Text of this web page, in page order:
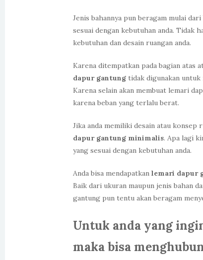
Jenis bahannya pun beragam mulai
sesuai dengan kebutuhan anda. Tidak
kebutuhan dan desain ruangan anda.
Karena ditempatkan pada bagian atas
dapur gantung tidak digunakan untuk
Karena selain akan membuat lemari
karena beban yang terlalu berat.
Jika anda memiliki desain atau konsep
dapur gantung minimalis. Apa lagi
yang sesuai dengan kebutuhan anda.
Anda bisa mendapatkan lemari dapur
Baik dari ukuran maupun jenis bahan
gantung pun tentu akan beragam
Untuk anda yang
maka bisa